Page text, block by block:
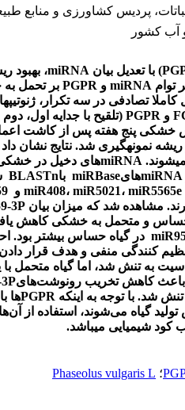
پردیس کشاورزی و منابع
آب کشور
) با تعدیل بیان miRNA، بهبود
توام miRNA و PGPR بر تحمل
کاملا تصادفی در سه تکرار،
و PGPR (تلقیح با جدایه اول،
نمونه­گیری شد. نتایج نشان
­miRNA‌های دخیل در
­miRNA‌هایmiRBase باBLASTn
miR408، miR5021، miR5565e و
مشاهده شد که میزان بیان
حساس و متحمل به خشکی کاهش
در گیاه حساس بیشتر بود.
کنندگی منفی و هدف قرار
به تنش شد، اما گیاه متحمل
باعث کاهش تخریب رونوشت­‌های
شد. با توجه به این­که PGPR­ها
گیاه می­شوند، استفاده از آن
شیمیایی می­باشد.
؛ Phaseolus vulgaris L